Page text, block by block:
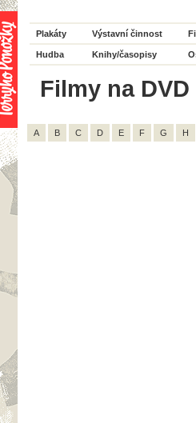
Plakáty Výstavní činnost
Hudba Knihy/časopisy
Filmy na
A B C D E F G H